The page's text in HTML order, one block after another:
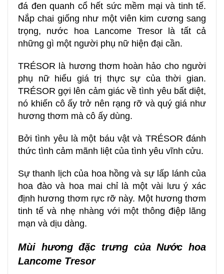
đá đen quanh cổ hết sức mềm mại và tinh tế.
Nắp chai giống như một viên kim cương sang
trọng, nước hoa Lancome Tresor là tất cả
những gì một người phụ nữ hiện đại cần.
TRÉSOR là hương thơm hoàn hảo cho người
phụ nữ hiểu giá trị thực sự của thời gian.
TRÉSOR gợi lên cảm giác về tình yêu bất diệt,
nó khiến cô ấy trở nên rạng rỡ và quý giá như
hương thơm mà cô ấy dùng.
Bởi tình yêu là một báu vật và TRÉSOR đánh
thức tình cảm mãnh liệt của tình yêu vĩnh cửu.
Sự thanh lịch của hoa hồng và sự lấp lánh của
hoa đào và hoa mai chỉ là một vài lưu ý xác
định hương thơm rực rỡ này. Một hương thơm
tinh tế và nhẹ nhàng với một thông điệp lãng
mạn và dịu dàng.
Mùi hương đặc trưng của Nước hoa
Lancome Tresor